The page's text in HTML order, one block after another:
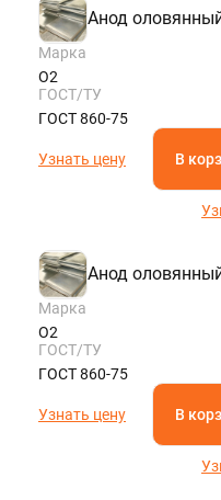
Анод
Марка
О2
ГОСТ/ТУ
ГОСТ 860-75
Узнать цену В
Анод
Марка
О2
ГОСТ/ТУ
ГОСТ 860-75
Узнать цену В